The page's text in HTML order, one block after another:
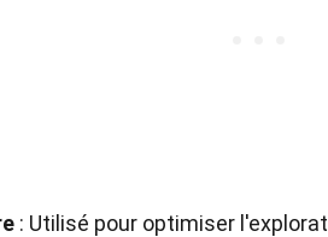
: Utilisé pour optimiser